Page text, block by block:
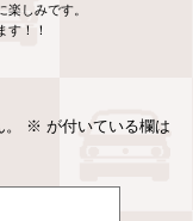
しみです。
す！！
※ が付いている欄は